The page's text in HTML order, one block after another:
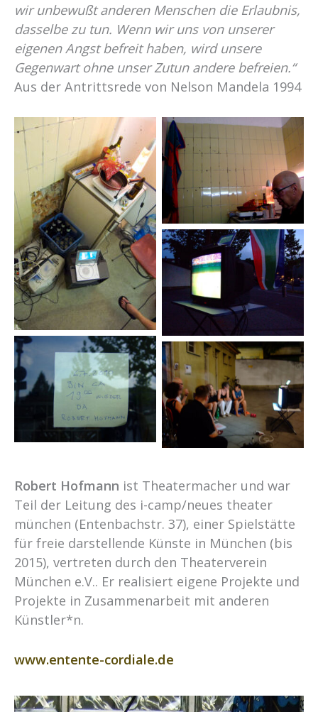
wir unbewußt anderen Menschen die Erlaubnis,
dasselbe zu tun. Wenn wir uns von unserer
eigenen Angst befreit haben, wird unsere
Gegenwart ohne unser Zutun andere befreien.“
Aus der Antrittsrede von Nelson Mandela 1994
Robert Hofmann ist Theatermacher und war
Teil der Leitung des i-camp/neues theater
münchen (Entenbachstr. 37), einer Spielstätte
für freie darstellende Künste in München (bis
2015), vertreten durch den Theaterverein
München e.V.. Er realisiert eigene Projekte und
Projekte in Zusammenarbeit mit anderen
Künstler*n.
www.entente-cordiale.de